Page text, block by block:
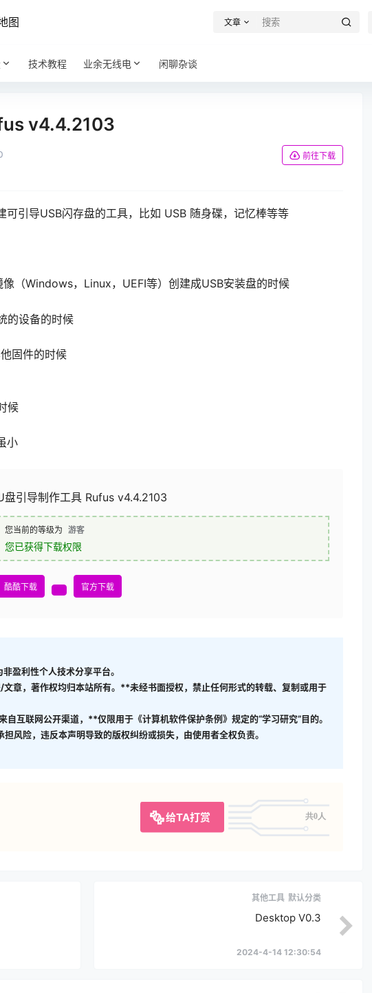
图 文章
技术教程 业余无线电 闲聊杂谈
v4.4.2103
前往下载
可引导USB闪存盘的工具，比如 USB 随身碟，记忆棒等等
（Windows，Linux，UEFI等）创建成USB安装盘的时候
的设备的时候
固件的时候
候
小
盘引导制作工具 Rufus v4.4.2103
您当前的等级为 游客
您已获得下载权限
酷酷下载 官方下载
盈利性个人技术分享平台。
文章，著作权均归本站所有。**未经书面授权，禁止任何形式的转载、复制或用于
互联网公开渠道，**仅限用于《计算机软件保护条例》规定的“学习研究”目的。
风险，违反本声明导致的版权纠纷或损失，由使用者全权负责。
给TA打赏 共0人
其他工具 默认分类
Desktop V0.3
2024-4-14 12:30:54